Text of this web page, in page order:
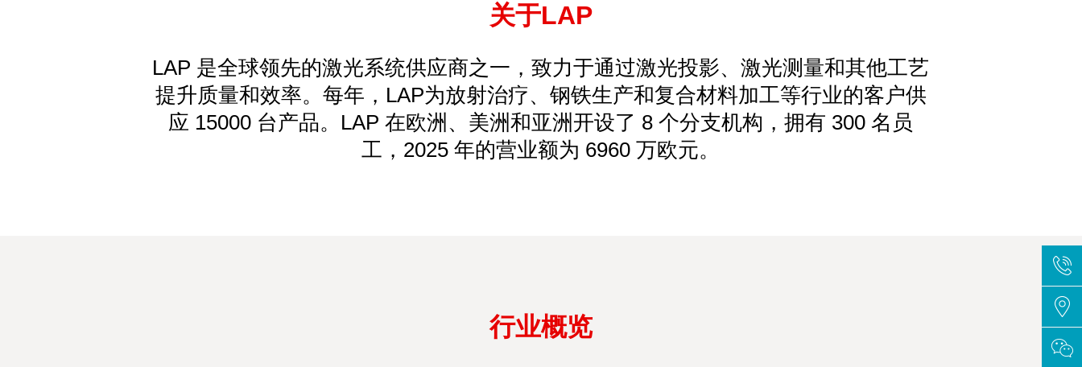
关于LAP
LAP 是全球领先的激光系统供应商之一，致力于通过激光投影、激光测量和其他工艺
提升质量和效率。每年，LAP为放射治疗、钢铁生产和复合材料加工等行业的客户供
应 15000 台产品。LAP 在欧洲、美洲和亚洲开设了 8 个分支机构，拥有 300 名员
工，2025 年的营业额为 6960 万欧元。
行业概览